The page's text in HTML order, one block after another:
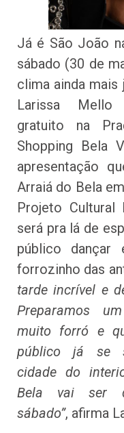
Já é São João
sábado (30 de
clima ainda mais
Larissa
gratuito na
Shopping Bela
apresentação
Arraiá do Bela
Projeto Cultural
será pra lá de
público dançar
forrozinho das
tarde incrível e
Preparamos
muito forró e
público já se
cidade do
Bela vai ser
sábado”, afirma